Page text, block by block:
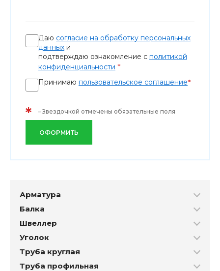
Арматура
Балка
Швеллер
Уголок
Труба круглая
Труба профильная
Даю согласие на обработку персональных
данных и
подтверждаю ознакомление с политикой
конфиденциальности *
Принимаю пользовательское соглашение*
* – Звездочкой отмечены обязательные поля
ОФОРМИТЬ